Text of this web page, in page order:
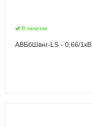
В наличии
АВБбШвнг-LS - 0,66/1кВ